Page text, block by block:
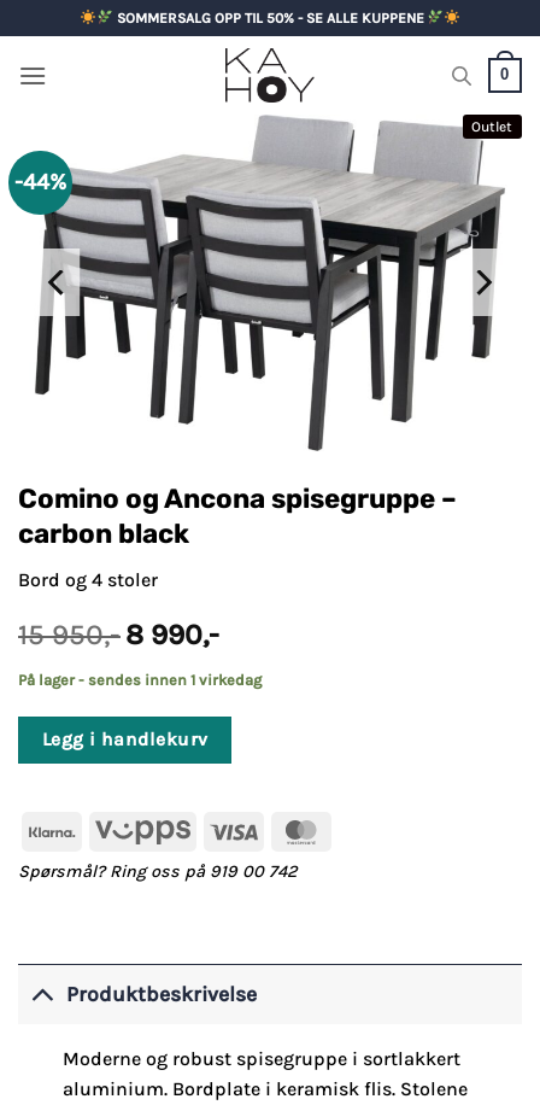
to
content
SOMMERSALG OPP TIL 50% - SE ALLE KUPPENE
0
-44%
Outlet
Comino og Ancona spisegruppe –
carbon black
Bord og 4 stoler
15 950,- Opprinnelig
pris
15
8 990,-
8
På lager - sendes innen 1 virkedag
Legg i handlekurv
Klarna Vipps Visa
Spørsmål? Ring oss på 919 00 742
Produktbeskrivelse
Moderne og robust spisegruppe i sortlakkert
aluminium. Bordplate i keramisk flis. Stolene